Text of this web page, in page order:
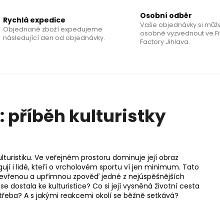
Rychlá expedice
Objednané zboží expedujeme
následující den od objednávky.
Osobní odběr
Vaše objednávky si
osobně vyzvednout ve
Factory Jihlava.
příběh kulturistky
Ve veřejném prostoru dominuje její obraz
i lidé, kteří o vrcholovém sportu ví jen minimum. Tato
a upřímnou zpověď jedné z nejúspěšnějších
dostala ke kulturistice? Co si její vysněná životní cesta
A s jakými reakcemi okolí se běžně setkává?